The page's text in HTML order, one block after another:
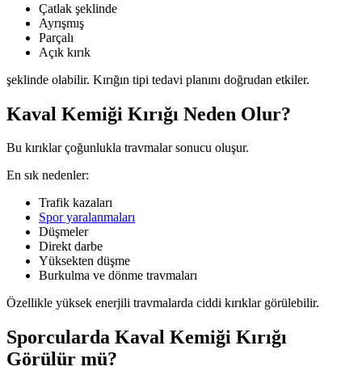
Çatlak şeklinde
Ayrışmış
Parçalı
Açık kırık
şeklinde olabilir. Kırığın tipi tedavi planını doğrudan etkiler.
Kaval Kemiği Kırığı Neden Olur?
Bu kırıklar çoğunlukla travmalar sonucu oluşur.
En sık nedenler:
Trafik kazaları
Spor yaralanmaları
Düşmeler
Direkt darbe
Yüksekten düşme
Burkulma ve dönme travmaları
Özellikle yüksek enerjili travmalarda ciddi kırıklar görülebilir.
Sporcularda Kaval Kemiği Kırığı
Görülür mü?